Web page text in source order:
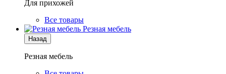
Для прихожей
Все товары
Резная мебель
Назад
Резная мебель